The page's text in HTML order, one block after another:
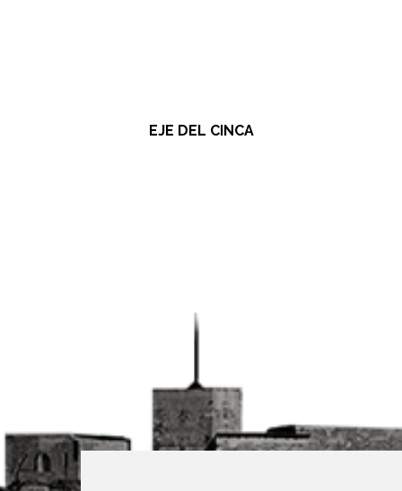
EJE DEL CINCA